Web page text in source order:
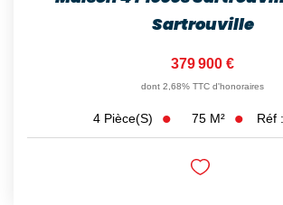
Sartrouville
379 900 €
dont 2,68% TTC d'honoraires
4 Pièce(s) 75 M² Réf :